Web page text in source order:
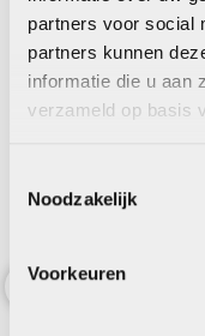
partners voor social
partners kunnen
informatie die u aan
verzameld op basis
Noodzakelijk
Voorkeuren